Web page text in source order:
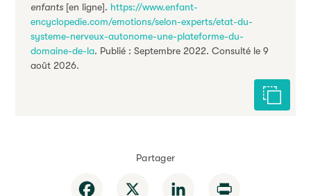
enfants [en ligne]. https://www.enfant-
encyclopedie.com/emotions/selon-experts/etat-du-
systeme-nerveux-autonome-une-plateforme-du-
domaine-de-la. Publié : Septembre 2022. Consulté le 9
août 2026.
Citer
Partager
Facebook LinkedIn